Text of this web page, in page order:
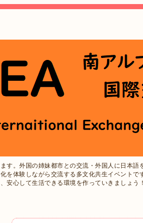
す。外国の姉妹都市との交流・外国人に日本語
を体験しながら交流する多文化共生イベントで
安心して生活できる環境を作っていきましょう！